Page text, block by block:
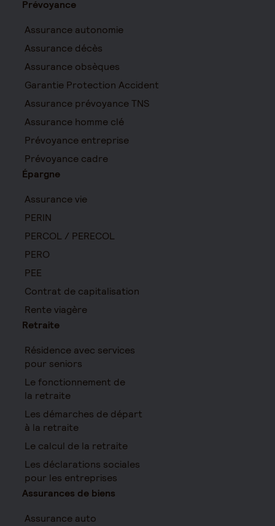
Prévoyance
Assurance autonomie
Assurance décès
Assurance obsèques
Garantie Protection Accident
Assurance prévoyance TNS
Assurance homme clé
Prévoyance entreprise
Prévoyance cadre
Épargne
Assurance vie
PERIN
PERCOL / PERECOL
PERO
PEE
Contrat de capitalisation
Rente viagère
Retraite
Résidence avec services
pour seniors
Le fonctionnement de
la retraite
Les démarches de départ
à la retraite
Le calcul de la retraite
Les déclarations sociales
pour les entreprises
Assurances de biens
Assurance auto